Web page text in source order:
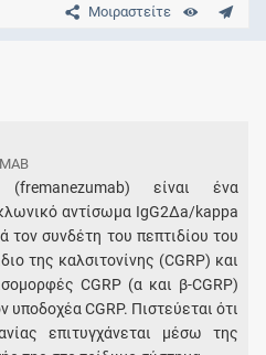
Μοιραστείτε
είναι ένα
αντίσωμα IgG2Δa/kappa
τον συνδέτη του πεπτιδίου του
της καλσιτονίνης (CGRP) και
CGRP (α και β-CGRP)
υποδοχέα CGRP. Πιστεύεται ότι
επιτυγχάνεται μέσω της